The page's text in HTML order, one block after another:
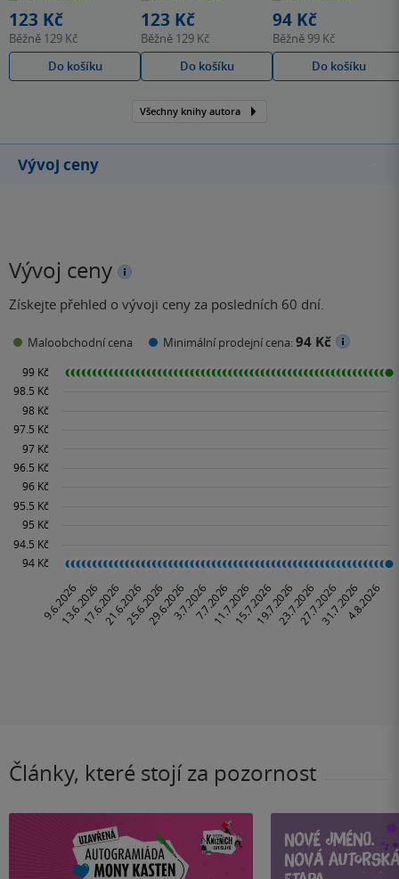
hvězdiček
123 Kč
Běžně 129 Kč
Do košíku
hvězdiček
123 Kč
Běžně 129 Kč
Do košíku
hvězdiček
94 Kč
Běžně 99 Kč
Do košíku
Všechny knihy autora
Vývoj ceny
Vývoj ceny
Získejte přehled o vývoji ceny za posledních 60 dní.
Maloobchodní cena Minimální prodejní cena:94 Kč
Články, které stojí za pozornost